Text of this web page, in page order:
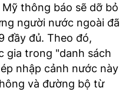
thông báo sẽ dỡ bỏ
người nước ngoài đã
đầy đủ. Theo đó,
gia trong "danh sách
nhập cảnh nước này
và đường bộ từ